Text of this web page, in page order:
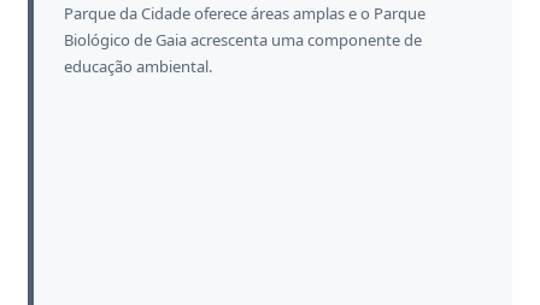
Parque da Cidade oferece áreas amplas e o Parque
Biológico de Gaia acrescenta uma componente de
educação ambiental.